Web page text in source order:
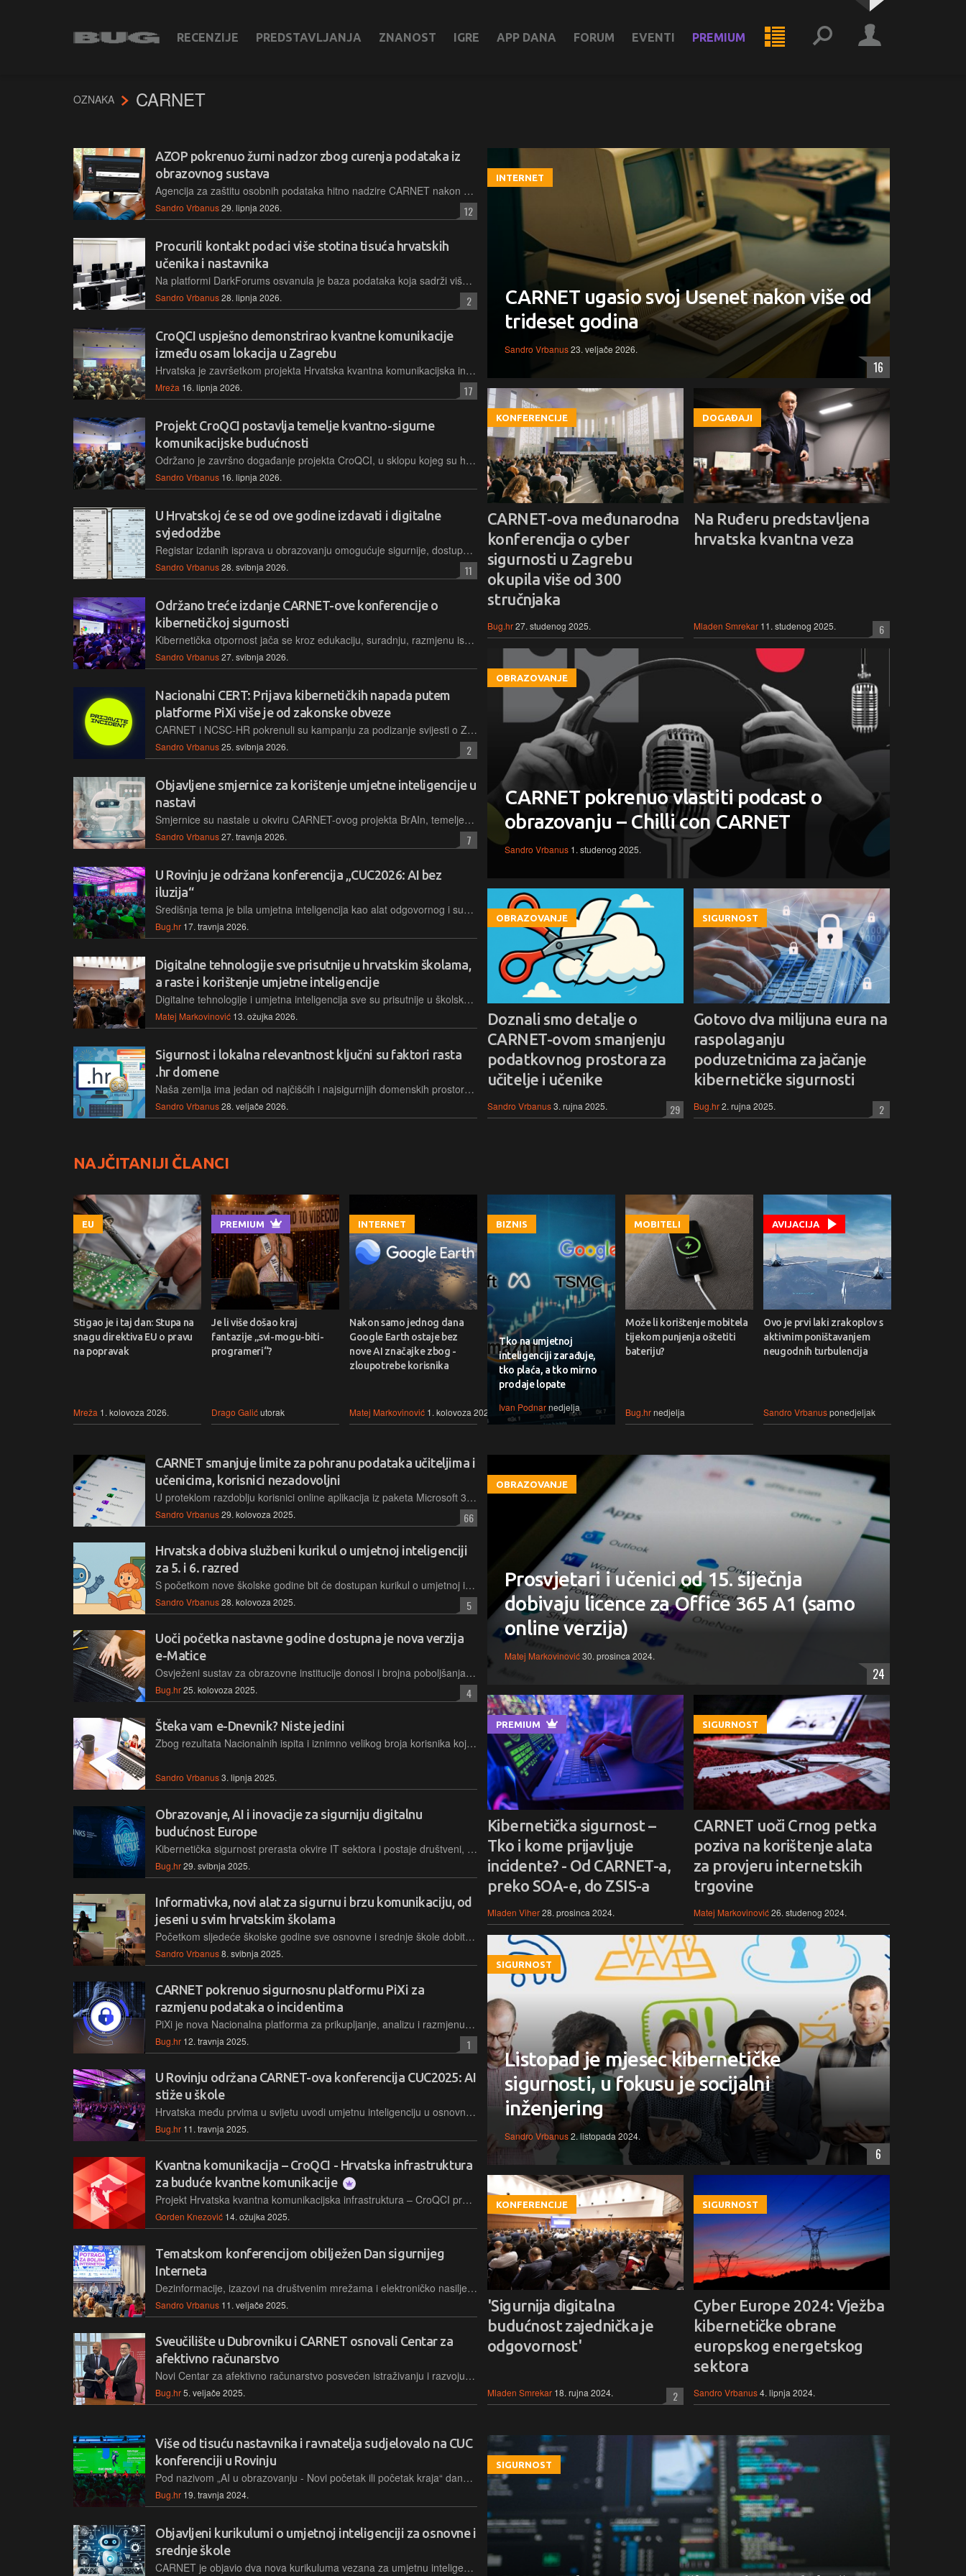
RECENZIJE PREDSTAVLJANJA ZNANOST IGRE APP DANA FORUM EVENTI PREMIUM
OZNAKA CARNET
AZOP pokrenuo žurni nadzor zbog curenja podataka iz
obrazovnog sustava
Agencija za zaštitu osobnih podataka hitno nadzire CARNET nakon neovlaštene objave podataka u školama, dok stručnjaci upozoravaju roditelje i korisnike na visoki rizik od phishing napada
Sandro Vrbanus29. lipnja 2026. 12
Procurili kontakt podaci više stotina tisuća hrvatskih
učenika i nastavnika
Na platformi DarkForums osvanula je baza podataka koja sadrži više od 563 tisuće jedinstvenih zapisa o hrvatskim učenicima i nastavnicima, sumnja se na ekosustav AAI@EduHr, a istraga je u tijeku
Sandro Vrbanus28. lipnja 2026. 2
CroQCI uspješno demonstrirao kvantne komunikacije
između osam lokacija u Zagrebu
Hrvatska je završetkom projekta Hrvatska kvantna komunikacijska infrastruktura (CroQCI) napravila iskorak prema komunikacijskoj mreži otpornoj na buduće prijetnje koje donosi razvoj kvantnih računala
Mreža 16. lipnja 2026. 17
Projekt CroQCI postavlja temelje kvantno-sigurne
komunikacijske budućnosti
Održano je završno događanje projekta CroQCI, u sklopu kojeg su hrvatski znanstvenici razvili temelje nacionalne kvantne mreže otpornije na hakiranje od klasičnih sustava
Sandro Vrbanus 16. lipnja 2026.
U Hrvatskoj će se od ove godine izdavati i digitalne
svjedodžbe
Registar izdanih isprava u obrazovanju omogućuje sigurnije, dostupnije i administrativno učinkovitije izdavanje svjedodžbi i diploma putem sustava e-Građani, a sve započinje krajem ove nastavne godine
Sandro Vrbanus28. svibnja 2026. 11
Održano treće izdanje CARNET-ove konferencije o
kibernetičkoj sigurnosti
Kibernetička otpornost jača se kroz edukaciju, suradnju, razmjenu iskustava te pravodobnu prijavu sigurnosnih incidenata, čulo se na trećoj konferenciji "Kibernetička sigurnost: Čovjek u središtu"
Sandro Vrbanus27. svibnja 2026.
Nacionalni CERT: Prijava kibernetičkih napada putem
platforme PiXi više je od zakonske obveze
CARNET i NCSC-HR pokrenuli su kampanju za podizanje svijesti o Zakonu o kibernetičkoj sigurnosti te važnosti pravodobne prijave incidenata putem specijalizirane platforme PiXi
Sandro Vrbanus25. svibnja 2026. 2
Objavljene smjernice za korištenje umjetne inteligencije u
nastavi
Smjernice su nastale u okviru CARNET-ovog projekta BrAIn, temeljene su na vlastitom istraživanju te na postojećim europskim i međunarodnim politikama u domeni umjetne inteligencije
Sandro Vrbanus27. travnja 2026. 7
U Rovinju je održana konferencija „CUC2026: AI bez
iluzija“
Središnja tema je bila umjetna inteligencija kao alat odgovornog i suvremenog obrazovanja. Govorilo se i o projektu BrAIn, smjernicama za nastavnike i planovima Ministarstva znanosti, obrazovanja i mladih te CARNET-a, kao i o usmjeravaju razvoj umjetne inteligencije u školama
Bug.hr 17. travnja 2026.
Digitalne tehnologije sve prisutnije u hrvatskim školama,
a raste i korištenje umjetne inteligencije
Digitalne tehnologije i umjetna inteligencija sve su prisutnije u školskom učenju, a dio učenika takve alate koristi gotovo svakodnevno. Pokazalo je to istraživanje CARNET-a i Hrvatskog katoličkog sveučilišta provedeno među učenicima, roditeljima i nastavnicima
Matej Markovinović 13. ožujka 2026.
Sigurnost i lokalna relevantnost ključni su faktori rasta
.hr domene
Naša zemlja ima jedan od najčišćih i najsigurnijih domenskih prostora u Europi zbog čega raste interes za .hr domenom, objavljeno je iz CARNET-a povodom 22. obljetnice pokretanja nacionalne domene
Sandro Vrbanus28. veljače 2026.
INTERNET
CARNET ugasio svoj Usenet nakon više od
trideset godina
Sandro Vrbanus23. veljače 2026.
16
KONFERENCIJE
CARNET-ova međunarodna
konferencija o cyber
sigurnosti u Zagrebu
okupila više od 300
stručnjaka
Bug.hr27. studenog 2025.
DOGAĐAJI
Na Ruđeru predstavljena
hrvatska kvantna veza
Mladen Smrekar 11. studenog 2025. 6
OBRAZOVANJE
CARNET pokrenuo vlastiti podcast o
obrazovanju – Chilli con CARNET
Sandro Vrbanus 1. studenog 2025.
OBRAZOVANJE
Doznali smo detalje o
CARNET-ovom smanjenju
podatkovnog prostora za
učitelje i učenike
Sandro Vrbanus3. rujna 2025. 29
SIGURNOST
Gotovo dva milijuna eura na
raspolaganju
poduzetnicima za jačanje
kibernetičke sigurnosti
Bug.hr2. rujna 2025. 2
NAJČITANIJI ČLANCI
EU
Stigao je i taj dan: Stupa na
snagu direktiva EU o pravu
na popravak
Mreža 1. kolovoza 2026.
PREMIUM
Je li više došao kraj
fantazije „svi-mogu-biti-
programeri“?
Drago Galićutorak
INTERNET
Nakon samo jednog dana
Google Earth ostaje bez
nove AI značajke zbog -
zloupotrebe korisnika
Matej Markovinović 1. kolovoza 2026.
BIZNIS
Tko na umjetnoj
inteligenciji zarađuje,
tko plaća, a tko mirno
prodaje lopate
Ivan Podnarnedjelja
MOBITELI
Može li korištenje mobitela
tijekom punjenja oštetiti
bateriju?
Bug.hrnedjelja
AVIJACIJA
Ovo je prvi laki zrakoplov s
aktivnim poništavanjem
neugodnih turbulencija
Sandro Vrbanusponedjeljak
CARNET smanjuje limite za pohranu podataka učiteljima i
učenicima, korisnici nezadovoljni
U proteklom razdoblju korisnici online aplikacija iz paketa Microsoft 365, koji im pristupaju preko računa na domeni skole.hr, imali su problema s pristupom. Iz CARNET-a su otkrili razlog i povukli čudan potez
Sandro Vrbanus29. kolovoza 2025. 66
Hrvatska dobiva službeni kurikul o umjetnoj inteligenciji
za 5. i 6. razred
S početkom nove školske godine bit će dostupan kurikul o umjetnoj inteligenciji za 5. i 6. razred osnovne škole i njegova se provedba očekuje u izvannastavnim aktivnostima od 8. rujna
Sandro Vrbanus28. kolovoza 2025. 5
Uoči početka nastavne godine dostupna je nova verzija
e-Matice
Osvježeni sustav za obrazovne institucije donosi i brojna poboljšanja u funkcionalnosti i korisničkom iskustvu, sinkronizaciju s e-Dnevnikom, a bit će dostupna i za predškolske ustanove
Bug.hr25. kolovoza 2025. 4
Šteka vam e-Dnevnik? Niste jedini
Zbog rezultata Nacionalnih ispita i iznimno velikog broja korisnika koji u istom trenutku pristupaju sustavu, moguća su privremena usporenja u radu e-Dnevnika, poruka je iz CARNET-a
Sandro Vrbanus3. lipnja 2025.
Obrazovanje, AI i inovacije za sigurniju digitalnu
budućnost Europe
Kibernetička sigurnost prerasta okvire IT sektora i postaje društveni, ekonomski i obrazovni prioritet
Bug.hr29. svibnja 2025.
Informativka, novi alat za sigurnu i brzu komunikaciju, od
jeseni u svim hrvatskim školama
Početkom sljedeće školske godine sve osnovne i srednje škole dobit će pristup Informativki, komunikacijskoj platformi za razmjenu poruka između učenika, roditelja, nastavnika, razrednika i ravnatelja, bez dijeljenja privatnih telefonskih brojeva i napornih WhatsApp grupa
Sandro Vrbanus8. svibnja 2025.
CARNET pokrenuo sigurnosnu platformu PiXi za
razmjenu podataka o incidentima
PiXi je nova Nacionalna platforma za prikupljanje, analizu i razmjenu podataka o kibernetičkim prijetnjama i incidentima
Bug.hr 12. travnja 2025. 1
U Rovinju održana CARNET-ova konferencija CUC2025: AI
stiže u škole
Hrvatska među prvima u svijetu uvodi umjetnu inteligenciju u osnovne i srednje škole, a prvi rezultati projekta BrAIn predstavljeni su ovoga tjedna na godišnjoj konferenciji u organizaciji CARNET-a
Bug.hr 11. travnja 2025.
Kvantna komunikacija – CroQCI - Hrvatska infrastruktura
za buduće kvantne komunikacije
Projekt Hrvatska kvantna komunikacijska infrastruktura – CroQCI predstavlja temelj za izgradnju moderne infrastrukture koja će od novih kibernetičkih prijetnji zaštititi nacionalnu kritičnu infrastrukturu, poput Vladinih institucija, operatora ključnih usluga te davatelja digitalnih usluga. Ukupno vrijedan 9,9 milijuna eura, projekt je financiran u jednakom omjeru iz programa Digitalna Europa i Nacionalnog plana oporavka i otpornosti
Gorden Knezović 14. ožujka 2025.
Tematskom konferencijom obilježen Dan sigurnijeg
Interneta
Dezinformacije, izazovi na društvenim mrežama i elektroničko nasilje najveće su prijetnje za djecu na Internetu, poruka je ovogodišnje konferencije Potraga za boljim Internetom
Sandro Vrbanus 11. veljače 2025.
Sveučilište u Dubrovniku i CARNET osnovali Centar za
afektivno računarstvo
Novi Centar za afektivno računarstvo posvećen istraživanju i razvoju umjetne inteligencije i afektivnog računarstva, s posebnim naglaskom na primjene u obrazovanju
Bug.hr5. veljače 2025.
OBRAZOVANJE
Prosvjetari i učenici od 15. siječnja
dobivaju licence za Office 365 A1 (samo
online verzija)
Matej Markovinović30. prosinca 2024.
24
PREMIUM
Kibernetička sigurnost –
Tko i kome prijavljuje
incidente? - Od CARNET-a,
preko SOA-e, do ZSIS-a
Mladen Viher28. prosinca 2024.
SIGURNOST
CARNET uoči Crnog petka
poziva na korištenje alata
za provjeru internetskih
trgovine
Matej Markovinović26. studenog 2024.
SIGURNOST
Listopad je mjesec kibernetičke
sigurnosti, u fokusu je socijalni
inženjering
Sandro Vrbanus2. listopada 2024.
6
KONFERENCIJE
'Sigurnija digitalna
budućnost zajednička je
odgovornost'
Mladen Smrekar 18. rujna 2024. 2
SIGURNOST
Cyber Europe 2024: Vježba
kibernetičke obrane
europskog energetskog
sektora
Sandro Vrbanus4. lipnja 2024.
Više od tisuću nastavnika i ravnatelja sudjelovalo na CUC
konferenciji u Rovinju
Pod nazivom „AI u obrazovanju - Novi početak ili početak kraja“ danas je u Rovinju završena 26. po redu CARNET-ova konferencija za korisnike CUC2024 – najveća obrazovna konferencija u Hrvatskoj
Bug.hr 19. travnja 2024.
Objavljeni kurikulumi o umjetnoj inteligenciji za osnovne i
srednje škole
CARNET je objavio dva nova kurikuluma vezana za umjetnu inteligenciju. Provodit će se eksperimentalno od ove jeseni, kao izvannastavna aktivnost za osnovne te fakultativni predmet za srednje škole
SIGURNOST